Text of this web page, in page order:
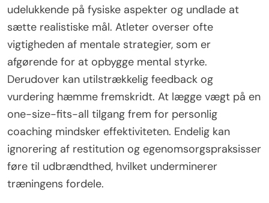
udelukkende på fysiske aspekter og undlade at
sætte realistiske mål. Atleter overser ofte
vigtigheden af mentale strategier, som er
afgørende for at opbygge mental styrke.
Derudover kan utilstrækkelig feedback og
vurdering hæmme fremskridt. At lægge vægt på en
one-size-fits-all tilgang frem for personlig
coaching mindsker effektiviteten. Endelig kan
ignorering af restitution og egenomsorgspraksisser
føre til udbrændthed, hvilket underminerer
træningens fordele.